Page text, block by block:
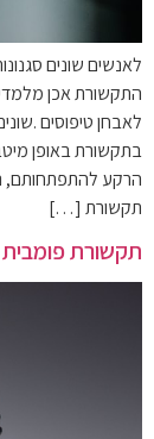
לאנשים שונים
התקשורת אכן
לאבחן טיפוסים
בתקשורת באופן
הרקע להתפתחותם,
תקשורת […]
תקשורת